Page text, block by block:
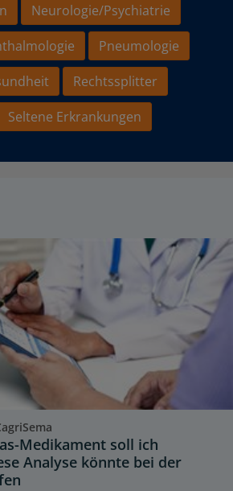
Neurologie/Psychiatrie
Pneumologie
Rechtssplitter
Seltene Erkrankungen
Medikament soll ich
Analyse könnte bei der